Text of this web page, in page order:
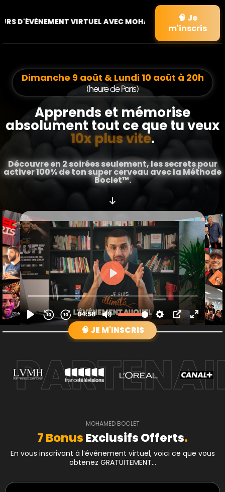
VIRTUEL AVEC MOHAMED BOCLET
🧠 Je
m'inscris
Dimanche 9 août & Lundi 10 août à 20h
(heure de Paris)
Apprends et mémorise
absolument tout ce que tu veux
10x plus vite.
Découvre en 2 soirées seulement, les secrets pour
activer 100% de ton super cerveau avec la Méthode
Boclet™.
↓
🧠 JE M'INSCRIS
MOHAMED BOCLET
7 BonusExclusifs Offerts.
En vous inscrivant à l’événement virtuel, voici ce que vous
obtenez GRATUITEMENT…